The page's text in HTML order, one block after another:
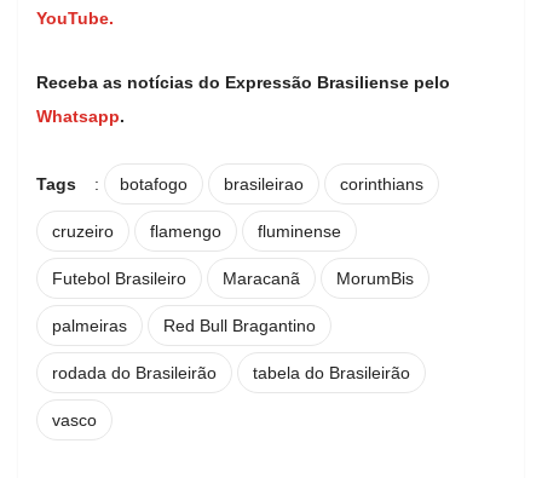
YouTube.
Receba as notícias do Expressão Brasiliense pelo
Whatsapp.
Tags : botafogo brasileirao corinthians
cruzeiro flamengo fluminense
Futebol Brasileiro Maracanã MorumBis
palmeiras Red Bull Bragantino
rodada do Brasileirão tabela do Brasileirão
vasco